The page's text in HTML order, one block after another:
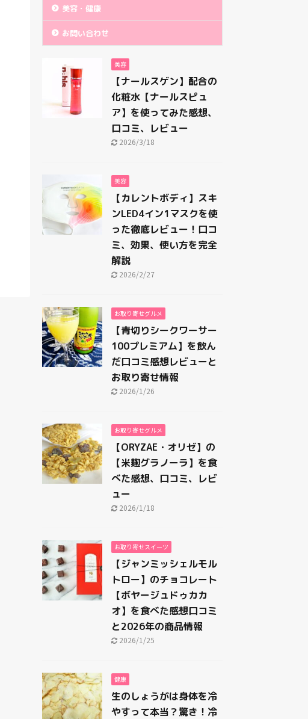
美容・健康
お問い合わせ
美容
【ナールスゲン】配合の
化粧水【ナールスピュ
ア】を使ってみた感想、
口コミ、レビュー
2026/3/18
美容
【カレントボディ】スキ
ンLED4イン1マスクを使
った徹底レビュー！口コ
ミ、効果、使い方を完全
解説
2026/2/27
お取り寄せグルメ
【青切りシークワーサー
100プレミアム】を飲ん
だ口コミ感想レビューと
お取り寄せ情報
2026/1/26
お取り寄せグルメ
【ORYZAE・オリゼ】の
【米麹グラノーラ】を食
べた感想、口コミ、レビ
ュー
2026/1/18
お取り寄せスイーツ
【ジャンミッシェルモル
トロー】のチョコレート
【ボヤージュドゥカカ
オ】を食べた感想口コミ
と2026年の商品情報
2026/1/25
健康
生のしょうがは身体を冷
やすって本当？驚き！冷